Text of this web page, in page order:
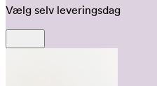
Vælg selv leveringsdag